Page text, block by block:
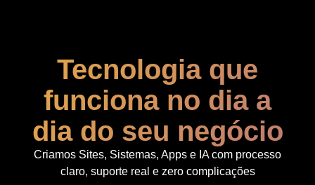
Tecnologia que
funciona no dia a
dia do seu negócio
Criamos Sites, Sistemas, Apps e IA com processo
claro, suporte real e zero complicações